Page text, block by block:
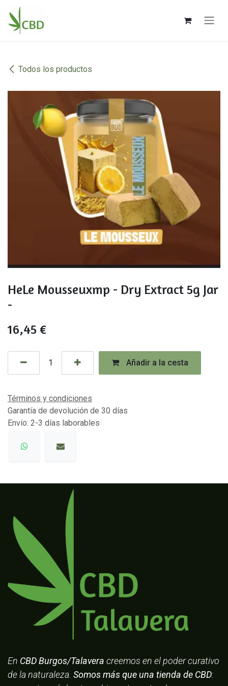
Ir al contenido
Todos los productos
HeLe Mousseuxmp - Dry Extract 5g Jar
-
16,45 €
Añadir a la cesta
Términos y condiciones
Garantía de devolución de 30 días
Envío: 2-3 días laborables
En CBD Burgos/Talavera creemos en el poder curativo
de la naturaleza. Somos más que una tienda de CBD: